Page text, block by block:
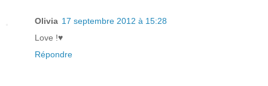
Olivia 17 septembre 2012 à 15:28
Love !♥
Répondre